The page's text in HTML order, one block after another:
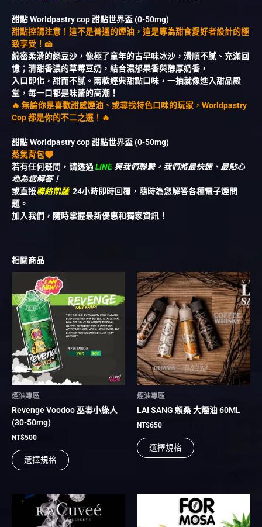
甜點 Worldpastry cop 甜點世界盃 (0-50mg)
甜點控請注意！這不是普通的煙油，這是專為甜食愛好者設計的極
致享受！🍰
綿密柔滑的綠豆沙，像極了童年的古早味冰沙，滑順不膩、充滿回
憶；清甜香濃的草莓豆奶，結合濃郁果香與醇厚奶香，
入口即化，甜而不膩。兩款經典甜點口味，一抽就像進入甜品殿
堂，每一口都是味蕾的高潮！
🔥 無論你是喜歡甜感煙油、或尋找特色口味的玩家，Worldpastry
Cop 都是你的不二之選！🔥
甜點 Worldpastry cop 甜點世界盃 (0-50mg)
蒸氣背包
若有任何疑問，請透過 LINE與我們聯繫，我們將最快速、最貼心
地為您解答！
或直接聯絡凱薩 24小時即時回覆，隨時為您解答各種電子煙問
題。
加入我們，隨時掌握最新優惠和獨家資訊！
相關商品
煙油專區
Revenge Voodoo 巫毒小綠人
(30-50mg)
NT$500
選擇規格
品
有
多
種
款
在
品
擇
煙油專區
LAI SANG 賴桑 大煙油 60ML
NT$650
選擇規格
此
產
品
有
多
種
款
式。
可
在
品
選
此
產
品
此
產
品